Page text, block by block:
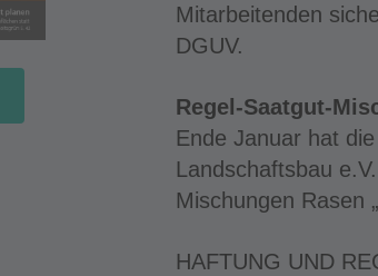
Mitarbeitenden
DGUV.
Regel-Saatgut-
Ende Januar hat
Landschaftsbau
Mischungen Rasen
HAFTUNG UND